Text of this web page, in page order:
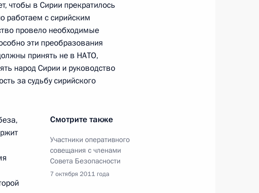
ресурсы
России
Правовая и
техническая
информация
Об использовании
информации сайта
О персональных
данных пользователей
Написать в редакцию
чтобы в Сирии прекратилось
работаем с сирийским
провело необходимые
эти преобразования
принять не в НАТО,
народ Сирии и руководство
за судьбу сирийского
Смотрите также
Участники оперативного
совещания с членами
Совета Безопасности
7 октября 2011 года